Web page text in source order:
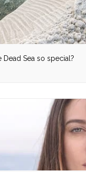
Dead Sea so special?